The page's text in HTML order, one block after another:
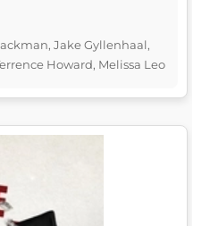
Jake Gyllenhaal,
Howard, Melissa Leo